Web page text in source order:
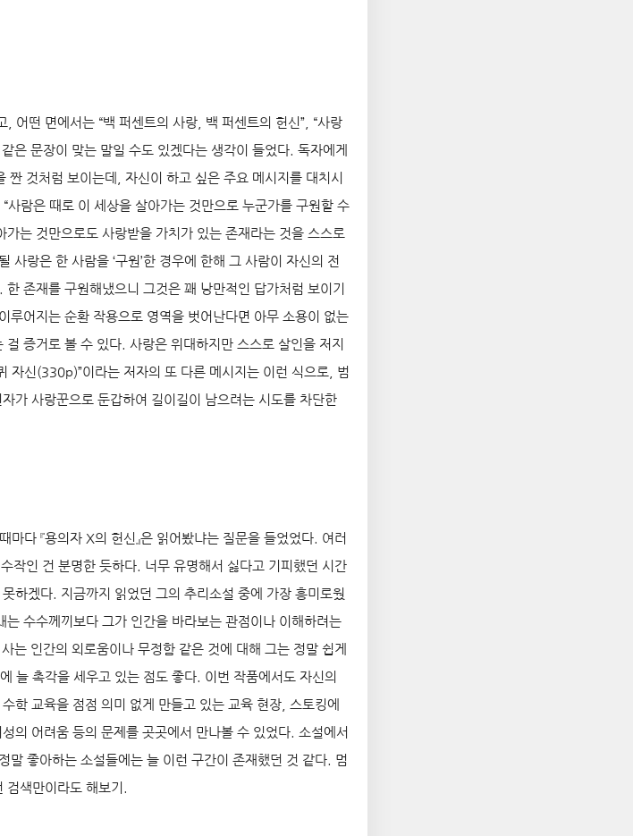
어떤 면에서는 “백 퍼센트의 사랑, 백 퍼센트의 헌신”, “사랑
은 문장이 맞는 말일 수도 있겠다는 생각이 들었다. 독자에게
것처럼 보이는데, 자신이 하고 싶은 주요 메시지를 대치시
람은 때로 이 세상을 살아가는 것만으로 누군가를 구원할 수
는 것만으로도 사랑받을 가치가 있는 존재라는 것을 스스로
랑은 한 사람을 ‘구원’한 경우에 한해 그 사람이 자신의 전
존재를 구원해냈으니 그것은 꽤 낭만적인 답가처럼 보이기
루어지는 순환 작용으로 영역을 벗어난다면 아무 소용이 없는
증거로 볼 수 있다. 사랑은 위대하지만 스스로 살인을 저지
자신(330p)”이라는 저자의 또 다른 메시지는 이런 식으로, 범
가 사랑꾼으로 둔갑하여 길이길이 남으려는 시도를 차단한
다 『용의자 X의 헌신』은 읽어봤냐는 질문을 들었었다. 여러
작인 건 분명한 듯하다. 너무 유명해서 싫다고 기피했던 시간
하겠다. 지금까지 읽었던 그의 추리소설 중에 가장 흥미로웠
수수께끼보다 그가 인간을 바라보는 관점이나 이해하려는
는 인간의 외로움이나 무정함 같은 것에 대해 그는 정말 쉽게
늘 촉각을 세우고 있는 점도 좋다. 이번 작품에서도 자신의
학 교육을 점점 의미 없게 만들고 있는 교육 현장, 스토킹에
의 어려움 등의 문제를 곳곳에서 만나볼 수 있었다. 소설에서
말 좋아하는 소설들에는 늘 이런 구간이 존재했던 것 같다. 멈
색만이라도 해보기.